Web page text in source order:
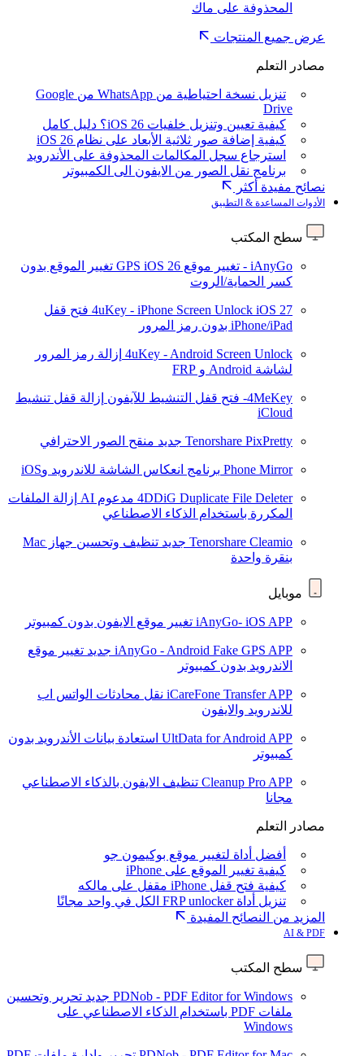
المحذوفة على ماك
عرض جميع المنتجات
مصادر التعلم
تنزيل نسخة احتياطية من WhatsApp من Google
Drive
كيفية تعيين وتنزيل خلفيات iOS 26؟ دليل كامل
كيفية إضافة صور ثلاثية الأبعاد على نظام iOS 26
استرجاع سجل المكالمات المحذوفة على الأندرويد
برنامج نقل الصور من الايفون الى الكمبيوتر
نصائح مفيدة أكثر
الأدوات المساعدة & التطبيق
سطح المكتب
iAnyGo - تغيير موقع GPS iOS 26
تغيير الموقع بدون
كسر الحماية/الروت
4uKey - iPhone Screen Unlock iOS 27
فتح قفل
iPhone/iPad بدون رمز المرور
4uKey - Android Screen Unlock إزالة رمز المرور
لشاشة Android و FRP
4MeKey- فتح قفل التنشيط للآيفون
إزالة قفل تنشيط
iCloud
Tenorshare PixPretty جديد منقح الصور الاحترافي
Phone Mirror برنامج انعكاس الشاشة للاندرويد وiOS
4DDiG Duplicate File Deleter مدعوم AI
إزالة الملفات
المكررة باستخدام الذكاء الاصطناعي
Tenorshare Cleamio جديد
تنظيف وتحسين جهاز Mac
بنقرة واحدة
موبايل
iAnyGo- iOS APP تغيير موقع الايفون بدون كمبيوتر
iAnyGo - Android Fake GPS APP جديد تغيير موقع
الاندرويد بدون كمبيوتر
iCareFone Transfer APP نقل محادثات الواتس اب
للاندرويد والايفون
UltData for Android APP استعادة بيانات الأندرويد بدون
كمبيوتر
Cleanup Pro APP تنظيف الايفون بالذكاء الاصطناعي
مجانا
مصادر التعلم
أفضل أداة لتغيير موقع بوكيمون جو
كيفية تغيير الموقع على iPhone
كيفية فتح قفل iPhone مقفل على مالكه
تنزيل أداة FRP unlocker الكل في واحد مجانًا
المزيد من النصائح المفيدة
AI & PDF
سطح المكتب
PDNob - PDF Editor for Windows جديد تحرير وتحسين
ملفات PDF باستخدام الذكاء الاصطناعي على
Windows